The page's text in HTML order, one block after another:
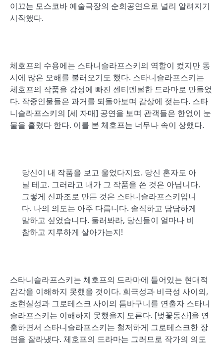
이끄는 모스코바 예술극장의 순회공연으로 널리 알려지기
시작했다.
체호프의 수용에는 스타니슬라프스키의 역할이 컸지만 동
시에 많은 오해를 불러오기도 했다. 스타니슬라프스키는
체호프의 작품을 감성에 빠진 센티멘털한 드라마로 만들었
다. 작중인물들은 과거를 되돌아보며 감상에 젖는다. 스타
니슬라프스키의 [세 자매] 공연을 보며 관객들은 한없이 눈
물을 흘렸다 한다. 이를 본 체호프는 너무나 속이 상했다.
당신이 내 작품을 보고 울었다지요. 당신 혼자도 아
닐 테고. 그러라고 내가 그 작품을 쓴 것은 아닙니다.
그렇게 신파조로 만든 것은 스타니슬라프스키입니
다. 나의 의도는 아주 다릅니다. 솔직하고 담담하게
말하고 싶었습니다. 둘러봐라, 당신들이 얼마나 비
참하고 지루하게 살아가는지!
스타니슬라프스키는 체호프의 드라마에 들어있는 현대적
감각을 이해하지 못했을 것이다. 희극성과 비극성 사이의,
초현실성과 그로테스크 사이의 틈바구니를 연출자 스타니
슬라프스키는 이해하지 못했을지 모른다. [벚꽃동산]을 연
출하면서 스타니슬라프스키는 철저하게 그로테스크한 장
면을 잘라냈다. 체호프의 드라마는 그러므로 작가의 의도